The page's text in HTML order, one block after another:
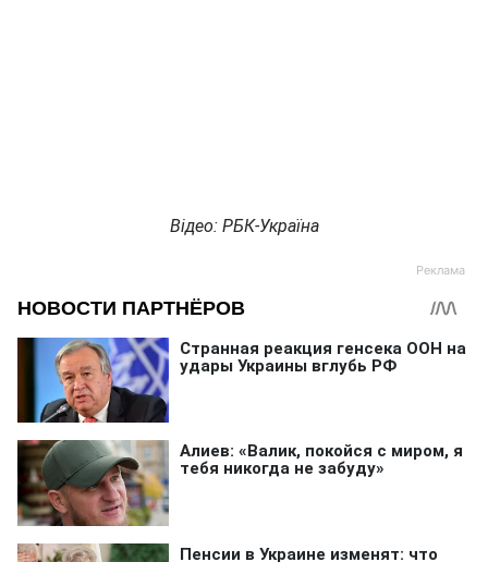
Відео: РБК-Україна